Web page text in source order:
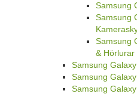
Samsung
Samsung
Samsung
& Hörlurar
Samsung
Samsung
Samsung